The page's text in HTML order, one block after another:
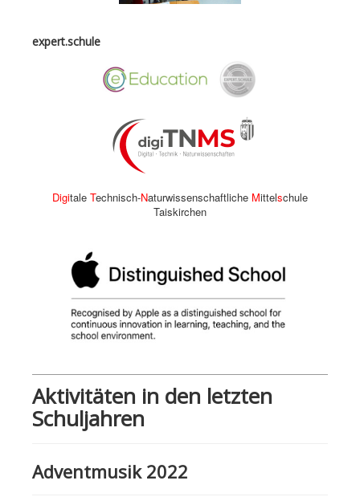
expert.schule
Digitale Technisch-Naturwissenschaftliche Mittelschule
Taiskirchen
Aktivitäten in den letzten
Schuljahren
Adventmusik 2022